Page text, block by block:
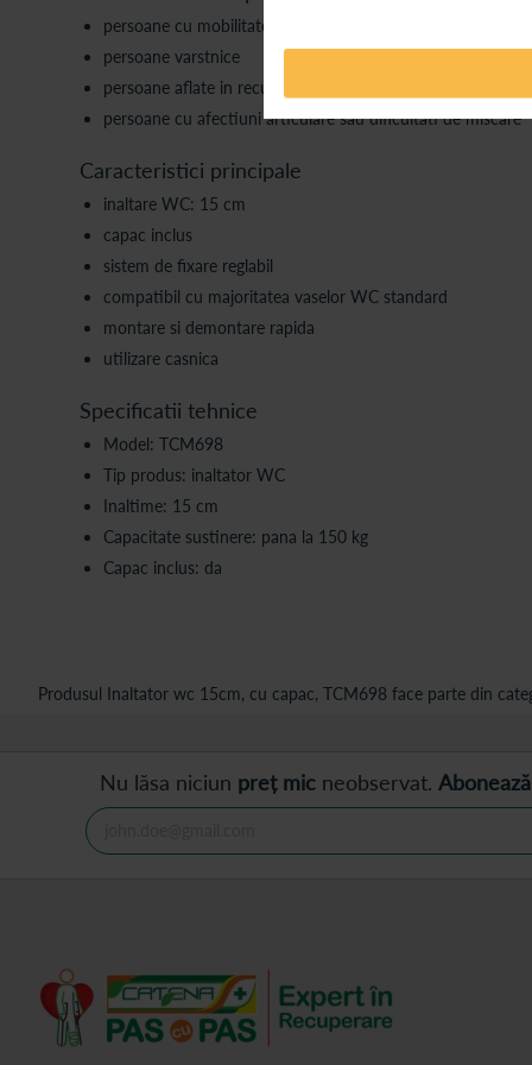
persoane cu mobilitate redusa
persoane varstnice
persoane aflate in recuperare dupa interventii chirurgicale
persoane cu afectiuni articulare sau dificultati de miscare
Caracteristici principale
inaltare WC: 15 cm
capac inclus
sistem de fixare reglabil
compatibil cu majoritatea vaselor WC standard
montare si demontare rapida
utilizare casnica
Specificatii tehnice
Model: TCM698
Tip produs: inaltator WC
Inaltime: 15 cm
Capacitate sustinere: pana la 150 kg
Capac inclus: da
Produsul Inaltator wc 15cm, cu capac, TCM698 face parte din
Nu lăsa niciun preț mic neobservat.